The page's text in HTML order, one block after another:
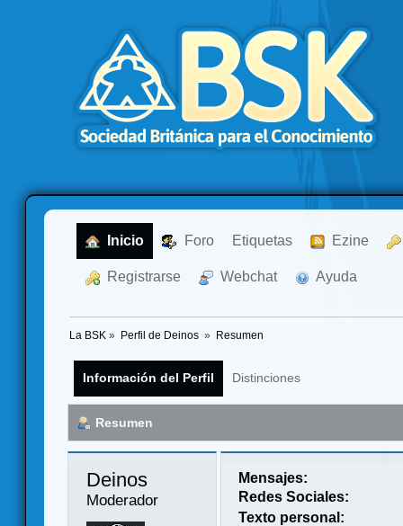
Inicio Foro Etiquetas Ezine
Registrarse Webchat Ayuda
La BSK » Perfil de Deinos » Resumen
Información del Perfil Distinciones
Resumen
Deinos
Moderador
Mensajes:
Redes Sociales:
Texto personal: